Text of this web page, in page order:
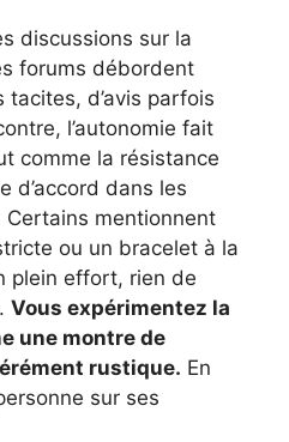
discussions sur la
forums débordent
tacites, d’avis parfois
l’autonomie fait
comme la résistance
d’accord dans les
Certains mentionnent
ou un bracelet à la
plein effort, rien de
Vous expérimentez la
une montre de
rustique. En
sur ses